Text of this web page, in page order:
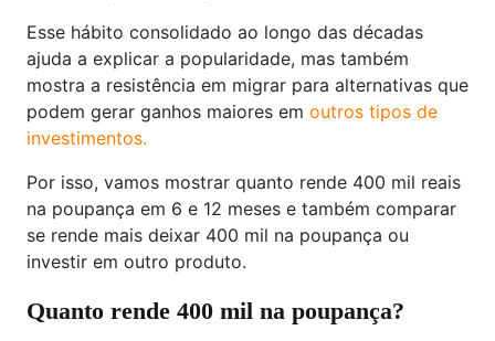
Esse hábito consolidado ao longo das décadas
ajuda a explicar a popularidade, mas também
mostra a resistência em migrar para alternativas que
podem gerar ganhos maiores em outros tipos de
investimentos.
Por isso, vamos mostrar quanto rende 400 mil reais
na poupança em 6 e 12 meses e também comparar
se rende mais deixar 400 mil na poupança ou
investir em outro produto.
Quanto rende 400 mil na poupança?